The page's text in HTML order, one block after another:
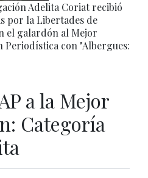
Adelita Coriat recibió
por la Libertades de
el galardón al Mejor
Periodística con "Albergues:
a la Mejor
Categoría